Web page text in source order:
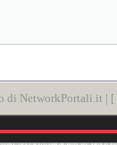
di NetworkPortali.it | [